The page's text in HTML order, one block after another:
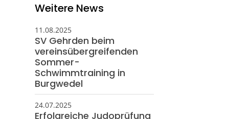
Weitere News
11.08.2025
SV Gehrden beim
vereinsübergreifenden
Sommer-
Schwimmtraining in
Burgwedel
24.07.2025
Erfolgreiche Judoprüfung